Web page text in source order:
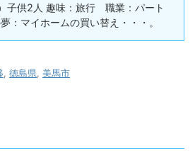
子供2人 趣味：旅行 職業：パート
：マイホームの買い替え・・・。
, 徳島県, 美馬市